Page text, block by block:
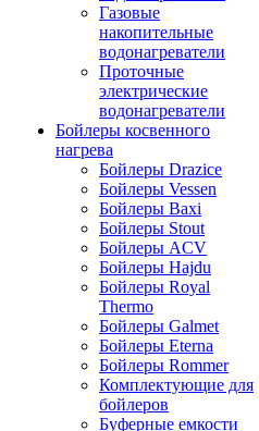
Газовые
накопительные
водонагреватели
Проточные
электрические
водонагреватели
Бойлеры косвенного
нагрева
Бойлеры Drazice
Бойлеры Vessen
Бойлеры Baxi
Бойлеры Stout
Бойлеры ACV
Бойлеры Hajdu
Бойлеры Royal
Thermo
Бойлеры Galmet
Бойлеры Eterna
Бойлеры Rommer
Комплектующие для
бойлеров
Буферные емкости